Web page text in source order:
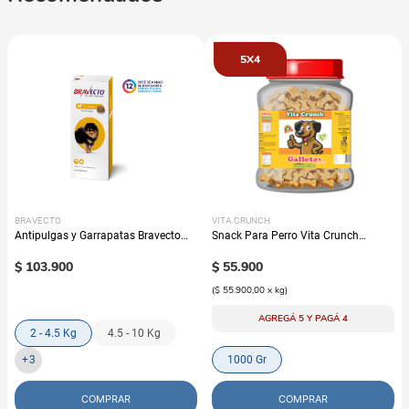
BRAVECTO
Antipulgas y Garrapatas Bravecto
$ 103.900
2 - 4.5 Kg 4.5 - 10 Kg
+3
COMPRAR
5X4
VITA CRUNCH
Snack Para Perro Vita Crunch
$ 55.900
($ 55.900,00 x kg)
AGREGÁ 5 Y PAGÁ 4
1000 Gr
COMPRAR